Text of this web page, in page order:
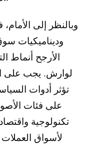
وبالنظر إلى
وديناميكيات
الأرجح أنماط
لوارش. يجب على
تؤثر أدوات
على فئات
تكنولوجية
لأسواق